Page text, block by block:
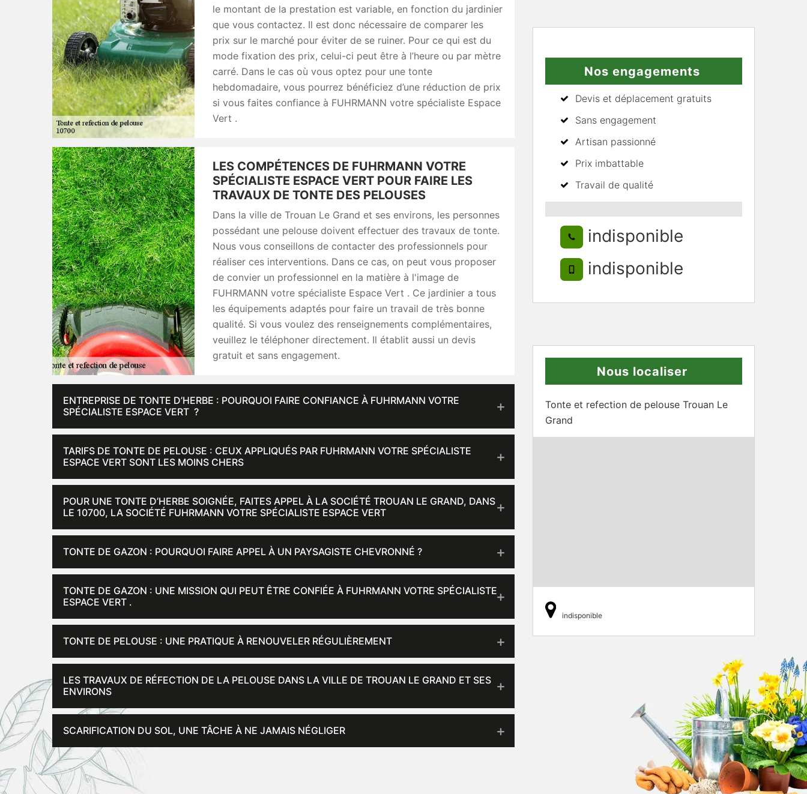
le montant de la prestation est variable, en fonction du jardinier
que vous contactez. Il est donc nécessaire de comparer les
prix sur le marché pour éviter de se ruiner. Pour ce qui est du
mode fixation des prix, celui-ci peut être à l’heure ou par mètre
carré. Dans le cas où vous optez pour une tonte
hebdomadaire, vous pourrez bénéficiez d’une réduction de prix
si vous faites confiance à FUHRMANN votre spécialiste Espace
Vert .
LES COMPÉTENCES DE FUHRMANN VOTRE
SPÉCIALISTE ESPACE VERT POUR FAIRE LES
TRAVAUX DE TONTE DES PELOUSES
Dans la ville de Trouan Le Grand et ses environs, les personnes
possédant une pelouse doivent effectuer des travaux de tonte.
Nous vous conseillons de contacter des professionnels pour
réaliser ces interventions. Dans ce cas, on peut vous proposer
de convier un professionnel en la matière à l'image de
FUHRMANN votre spécialiste Espace Vert . Ce jardinier a tous
les équipements adaptés pour faire un travail de très bonne
qualité. Si vous voulez des renseignements complémentaires,
veuillez le téléphoner directement. Il établit aussi un devis
gratuit et sans engagement.
ENTREPRISE DE TONTE D’HERBE : POURQUOI FAIRE CONFIANCE À FUHRMANN VOTRE
SPÉCIALISTE ESPACE VERT ?
TARIFS DE TONTE DE PELOUSE : CEUX APPLIQUÉS PAR FUHRMANN VOTRE SPÉCIALISTE
ESPACE VERT SONT LES MOINS CHERS
POUR UNE TONTE D’HERBE SOIGNÉE, FAITES APPEL À LA SOCIÉTÉ TROUAN LE GRAND, DANS
LE 10700, LA SOCIÉTÉ FUHRMANN VOTRE SPÉCIALISTE ESPACE VERT
TONTE DE GAZON : POURQUOI FAIRE APPEL À UN PAYSAGISTE CHEVRONNÉ ?
TONTE DE GAZON : UNE MISSION QUI PEUT ÊTRE CONFIÉE À FUHRMANN VOTRE SPÉCIALISTE
ESPACE VERT .
TONTE DE PELOUSE : UNE PRATIQUE À RENOUVELER RÉGULIÈREMENT
LES TRAVAUX DE RÉFECTION DE LA PELOUSE DANS LA VILLE DE TROUAN LE GRAND ET SES
ENVIRONS
SCARIFICATION DU SOL, UNE TÂCHE À NE JAMAIS NÉGLIGER
Nos engagements
Devis et déplacement gratuits
Sans engagement
Artisan passionné
Prix imbattable
Travail de qualité
indisponible
indisponible
Nous localiser
Tonte et refection de pelouse Trouan Le
Grand
indisponible